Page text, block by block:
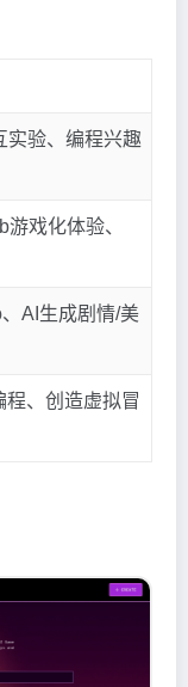
实验、编程兴趣
戏化体验、
AI生成剧情/美
、创造虚拟冒